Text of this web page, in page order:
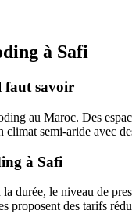
à Safi
faut savoir
au Maroc. Des
semi-aride avec
à Safi
durée, le niveau de
proposent des tarifs